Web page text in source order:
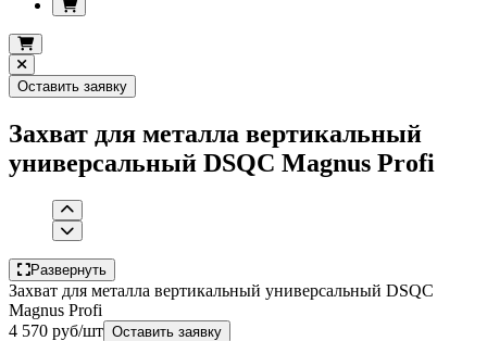
Оставить заявку
Захват для металла вертикальный
универсальный DSQC Magnus Profi
Развернуть
Захват для металла вертикальный универсальный DSQC
Magnus Profi
4 570 руб/шт Оставить заявку